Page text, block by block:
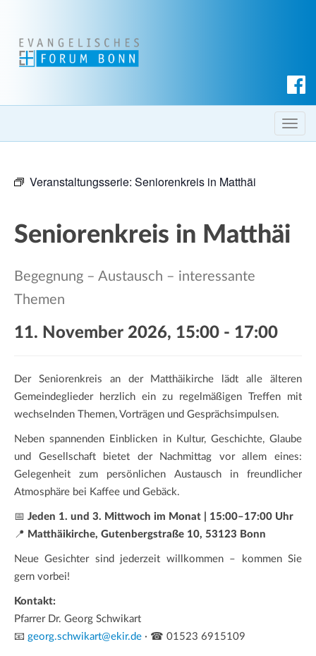
c
h T
o
n
Veranstaltungsserie: Seniorenkreis in Matthäi
Seniorenkreis in Matthäi
Begegnung – Austausch – interessante
Themen
11. November 2026, 15:00 - 17:00
Der Seniorenkreis an der Matthäikirche lädt alle älteren
Gemeindeglieder herzlich ein zu regelmäßigen Treffen mit
wechselnden Themen, Vorträgen und Gesprächsimpulsen.
Neben spannenden Einblicken in Kultur, Geschichte, Glaube
und Gesellschaft bietet der Nachmittag vor allem eines:
Gelegenheit zum persönlichen Austausch in freundlicher
Atmosphäre bei Kaffee und Gebäck.
📅 Jeden 1. und 3. Mittwoch im Monat | 15:00–17:00 Uhr
📍 Matthäikirche, Gutenbergstraße 10, 53123 Bonn
Neue Gesichter sind jederzeit willkommen – kommen Sie
gern vorbei!
Kontakt:
Pfarrer Dr. Georg Schwikart
📧 georg.schwikart@ekir.de · ☎ 01523 6915109